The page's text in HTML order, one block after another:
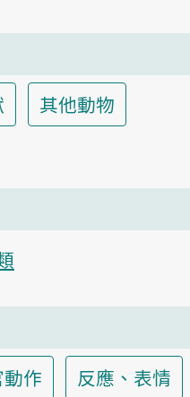
其他動物
作 反應、表情